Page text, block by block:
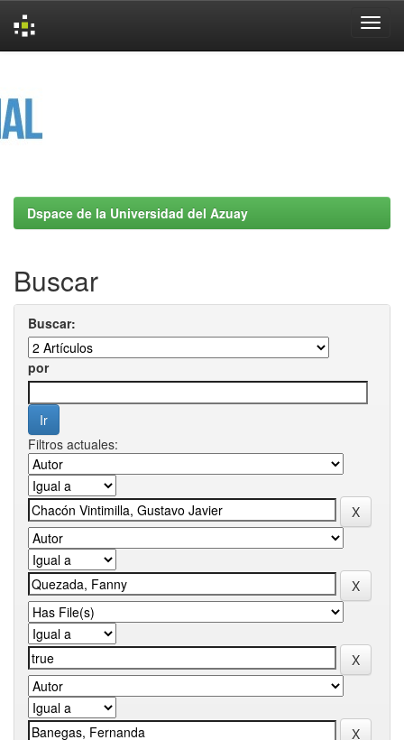
Dspace de la Universidad del Azuay
Buscar
Buscar:
por
Filtros actuales: